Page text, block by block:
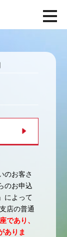
行インターネッ
toggle
のお客さ
のお申込
によって
店の普通
であり、
ありま